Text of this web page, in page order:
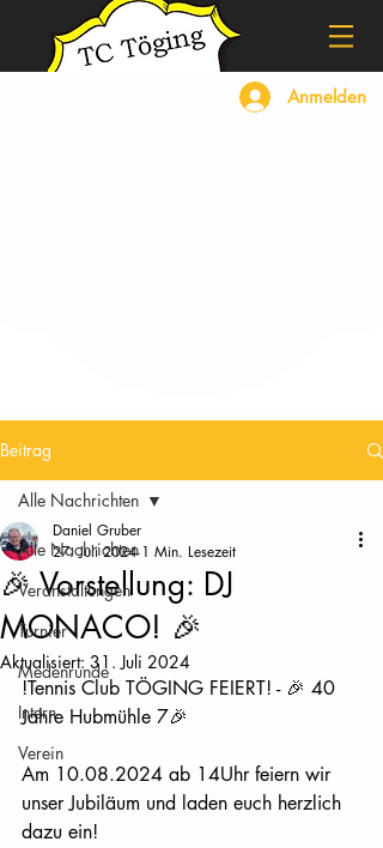
Anmelden
Beitrag
Alle Nachrichten
Veranstaltungen
Turnier
Medenrunde
Intern
Verein
Alle Nachrichten
🎉 Vorstellung: DJ
MONACO! 🎉
Daniel Gruber
27. Juli 2024 1 Min. Lesezeit
Aktualisiert: 31. Juli 2024
!Tennis Club TÖGING FEIERT! - 🎉 40
Jahre Hubmühle 7🎉
Am 10.08.2024 ab 14Uhr feiern wir
unser Jubiläum und laden euch herzlich
dazu ein!